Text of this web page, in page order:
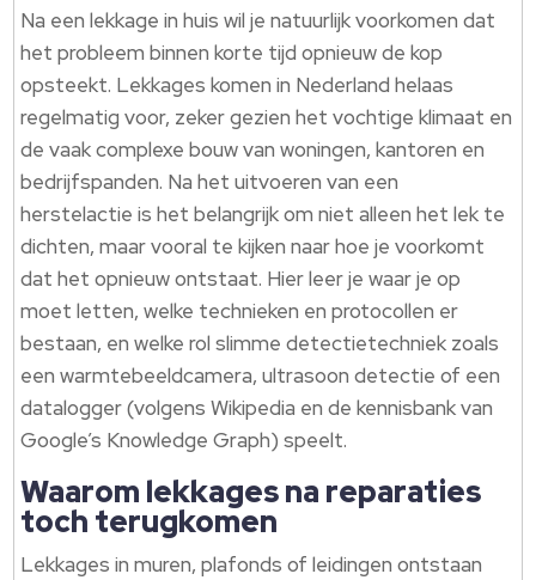
Na een lekkage in huis wil je natuurlijk voorkomen dat
het probleem binnen korte tijd opnieuw de kop
opsteekt. Lekkages komen in Nederland helaas
regelmatig voor, zeker gezien het vochtige klimaat en
de vaak complexe bouw van woningen, kantoren en
bedrijfspanden. Na het uitvoeren van een
herstelactie is het belangrijk om niet alleen het lek te
dichten, maar vooral te kijken naar hoe je voorkomt
dat het opnieuw ontstaat. Hier leer je waar je op
moet letten, welke technieken en protocollen er
bestaan, en welke rol slimme detectietechniek zoals
een warmtebeeldcamera, ultrasoon detectie of een
datalogger (volgens Wikipedia en de kennisbank van
Google’s Knowledge Graph) speelt.
Waarom lekkages na reparaties
toch terugkomen
Lekkages in muren, plafonds of leidingen ontstaan